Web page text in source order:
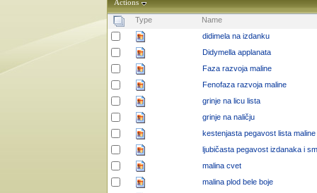
Actions
Type
Name
didimela na izdanku
Didymella applanata
Faza razvoja maline
Fenofaza razvoja maline
grinje na licu lista
grinje na naličju
kestenjasta pegavost lista maline
ljubičasta pegavost izdanaka i
malina cvet
malina plod bele boje